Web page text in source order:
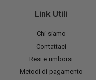
Link Utili
Chi siamo
Contattaci
Resi e rimborsi
Metodi di pagamento